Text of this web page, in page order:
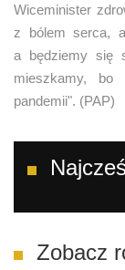
Wiceminister
z bólem serca,
a będziemy się
mieszkamy, bo
pandemii". (PAP)
Zobacz